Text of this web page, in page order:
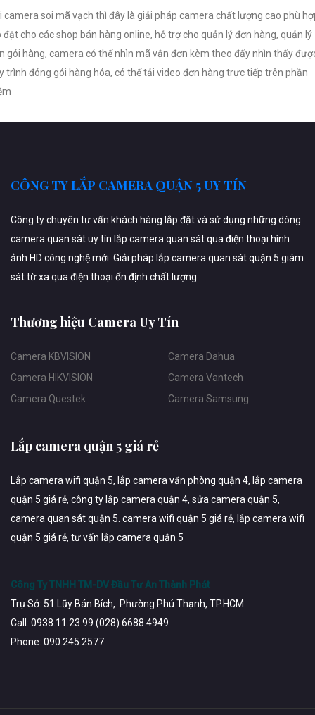
camera soi mã vạch thì đây là giải pháp camera chất lượng cao phù
đặt cho các shop bán hàng online, hỗ trợ cho quản lý đơn hàng, quản lý
gói hàng, camera có thể nhìn mã vận đơn kèm theo đấy nhìn thấy
trình đóng gói hàng hóa, có thể tải video đơn hàng trực tiếp trên phần
CÔNG TY LẮP CAMERA QUẬN 5 UY TÍN
Công ty chuyên tư vấn khách hàng lắp đặt và sử dụng những dòng
camera quan sát uy tín lắp camera quan sát qua điện thoại hình
ảnh HD công nghệ mới. Giải pháp lắp camera quan sát quận 5 giám
sát từ xa qua điện thoại ổn định chất lượng
Thương hiệu Camera Uy Tín
Camera KBVISION
Camera HIKVISION
Camera Questek
Camera Dahua
Camera Vantech
Camera Samsung
Lắp camera quận 5 giá rẻ
Lắp camera wifi quận 5, lắp camera văn phòng quận 4, lắp camera
quận 5 giá rẻ, công ty lắp camera quận 4, sửa camera quận 5,
camera quan sát quận 5. camera wifi quận 5 giá rẻ, lắp camera wifi
quận 5 giá rẻ, tư vấn lắp camera quận 5
Công Ty TNHH TM-DV Đầu Tư An Thành Phát
Trụ Sở: 51 Lũy Bán Bích, Phường Phú Thạnh, TP.HCM
Call: 0938.11.23.99 (028) 6688.4949
Phone: 090.245.2577